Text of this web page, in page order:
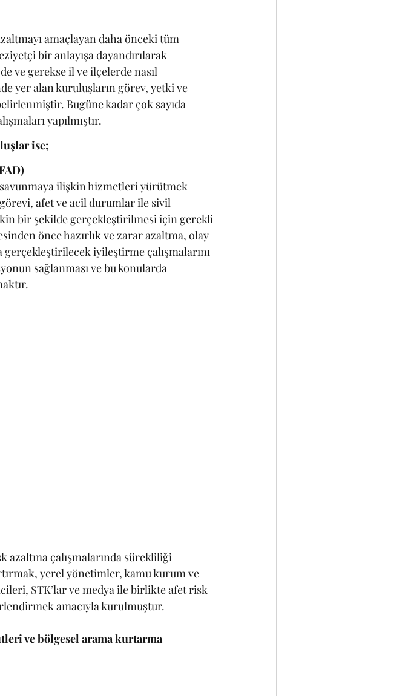
amaçlayan daha önceki tüm
bir anlayışa dayandırılarak
ve gerekse il ve ilçelerde nasıl
yer alan kuruluşların görev, yetki ve
Bugüne kadar çok sayıda
yapılmıştır.
ise;
savunmaya ilişkin hizmetleri yürütmek
afet ve acil durumlar ile sivil
bir şekilde gerçekleştirilmesi için gerekli
önce hazırlık ve zarar azaltma, olay
gerçekleştirilecek iyileştirme çalışmalarını
sağlanması ve bu konularda
azaltma çalışmalarında sürekliliği
yerel yönetimler, kamu kurum ve
STK’lar ve medya ile birlikte afet risk
amacıyla kurulmuştur.
ve bölgesel arama kurtarma